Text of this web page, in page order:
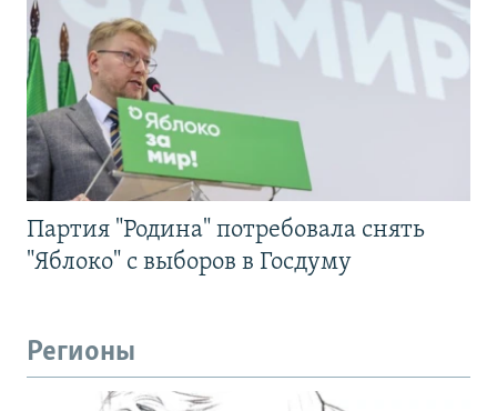
Партия "Родина" потребовала снять
"Яблоко" с выборов в Госдуму
Регионы